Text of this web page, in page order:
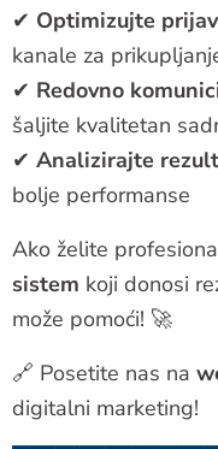
✔ Optimizujte
kanale za
✔ Redovno
šaljite kvalitetan
✔ Analizirajte
bolje performanse
Ako želite
sistem koji donosi
može pomoći! 🚀
🔗 Posetite nas na
digitalni marketing!